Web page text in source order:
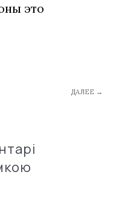
это
ДАЛЕЕ →